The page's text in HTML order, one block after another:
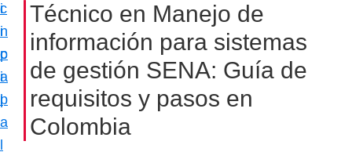
i
n
c
i
p
a
c
i
p
a
l
Técnico en Manejo de
información para sistemas
de gestión SENA: Guía de
requisitos y pasos en
Colombia